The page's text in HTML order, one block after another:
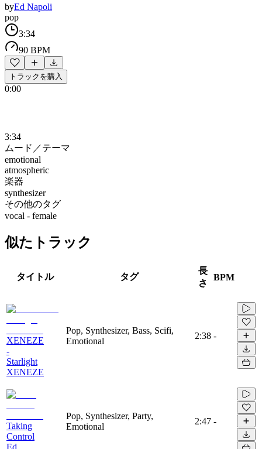
byEd Napoli
pop
3:34
90 BPM
トラックを購入
0:00
3:34
ムード／テーマ
emotional
atmospheric
楽器
synthesizer
その他のタグ
vocal - female
似たトラック
タイトル タグ
長
さ
BPM
XENEZE
-
Starlight
XENEZE
Pop, Synthesizer, Bass, Scifi,
Emotional
2:38 -
Taking
Control
Ed
Pop, Synthesizer, Party,
Emotional
2:47 -